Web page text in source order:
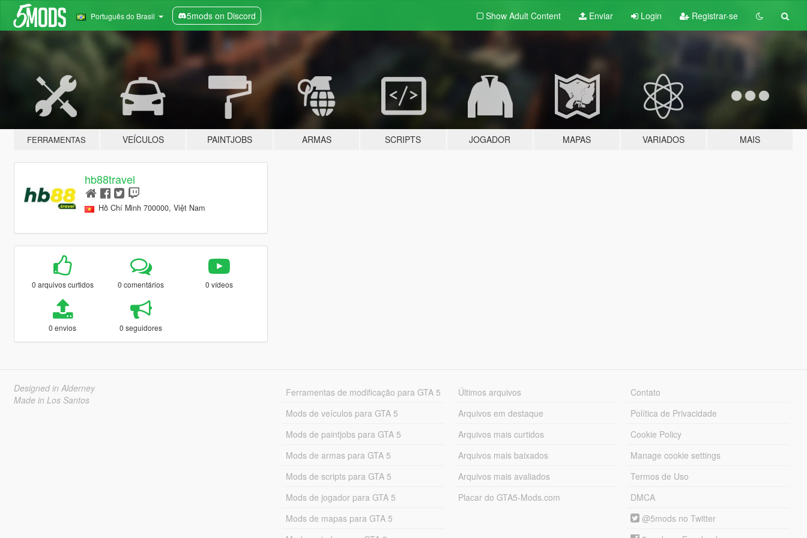
Português do Brasil 5mods on Discord Show Adult Content Enviar Login Registrar-se
FERRAMENTAS VEÍCULOS PAINTJOBS ARMAS SCRIPTS JOGADOR MAPAS VARIADOS MAIS
hb88travel
Hồ Chí Minh 700000, Việt Nam
0 arquivos curtidos 0 comentários 0 vídeos
0 envios 0 seguidores
Designed in Alderney
Made in Los Santos
Ferramentas de modificação para GTA 5
Mods de veículos para GTA 5
Mods de paintjobs para GTA 5
Mods de armas para GTA 5
Mods de scripts para GTA 5
Mods de jogador para GTA 5
Mods de mapas para GTA 5
Últimos arquivos
Arquivos em destaque
Arquivos mais curtidos
Arquivos mais baixados
Arquivos mais avaliados
Placar do GTA5-Mods.com
Contato
Política de Privacidade
Cookie Policy
Manage cookie settings
Termos de Uso
DMCA
@5mods no Twitter